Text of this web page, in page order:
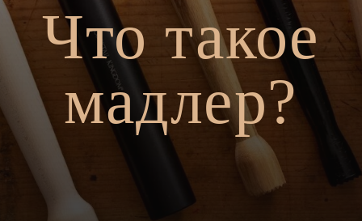
Что такое
мадлер?